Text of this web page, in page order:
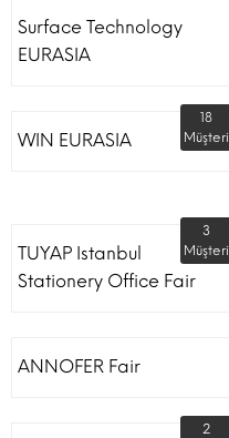
Surface Technology
EURASIA
WIN EURASIA
18
Müşteri
TUYAP Istanbul
Stationery Office Fair
3
Müşteri
ANNOFER Fair
2